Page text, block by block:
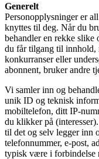
Generelt
Personopplysninger er
knyttes til deg. Når du
behandler en rekke slike
du får tilgang til innhold,
konkurranser eller
abonnent, bruker andre
Vi samler inn og
unik ID og teknisk
mobiltelefon, ditt IP-
du klikker på
til det og selv legger inn
telefonnummer, e-post,
typisk være i forbindelse